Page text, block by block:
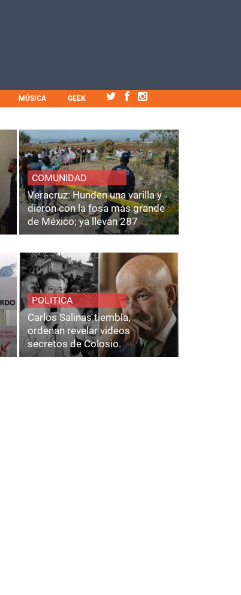
MÚSICA GEEK
COMUNIDAD
Veracruz: Hunden una varilla y
dieron con la fosa más grande
de México; ya llevan 287
cuerpos.
POLITICA
Carlos Salinas tiembla,
ordenan revelar videos
secretos de Colosio.